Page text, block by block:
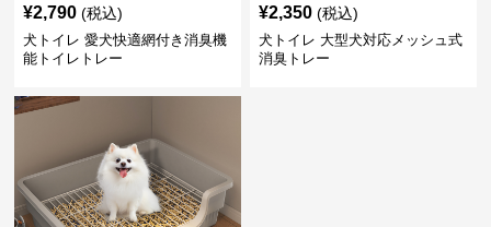
¥2,790 (税込)
犬トイレ 愛犬快適網付き消臭機
能トイレトレー
¥2,350 (税込)
犬トイレ 大型犬対応メッシュ式
消臭トレー